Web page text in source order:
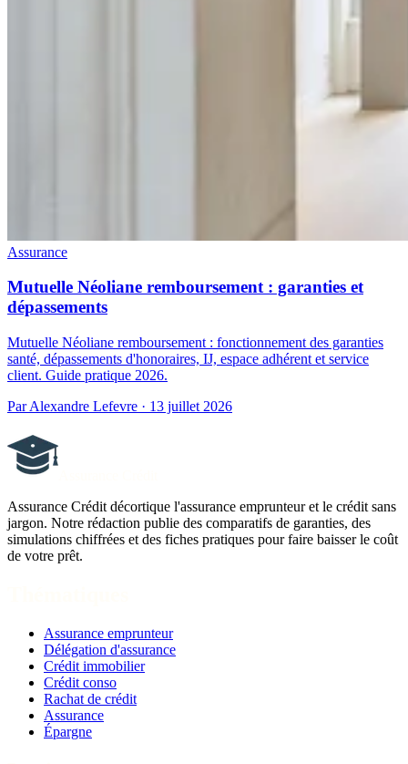
Assurance
Mutuelle Néoliane remboursement : garanties et
dépassements
Mutuelle Néoliane remboursement : fonctionnement des garanties
santé, dépassements d'honoraires, IJ, espace adhérent et service
client. Guide pratique 2026.
Par Alexandre Lefevre · 13 juillet 2026
Assurance Crédit décortique l'assurance emprunteur et le crédit sans
jargon. Notre rédaction publie des comparatifs de garanties, des
simulations chiffrées et des fiches pratiques pour faire baisser le coût
de votre prêt.
Assurance emprunteur
Délégation d'assurance
Crédit immobilier
Crédit conso
Rachat de crédit
Assurance
Épargne